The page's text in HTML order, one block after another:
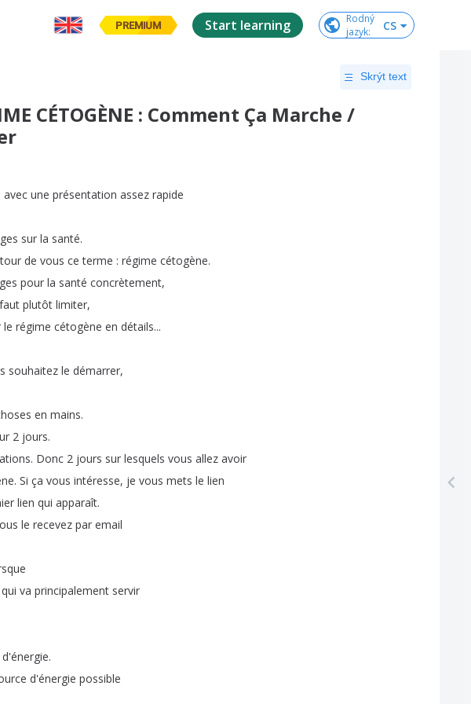
PREMIUM Start learning
Rodný
jazyk: CS
Skrýt text
CÉTOGÈNE : Comment Ça Marche /
avec une présentation assez rapide
sur la santé.
de vous ce terme : régime cétogène.
pour la santé concrètement,
faut plutôt limiter,
le régime cétogène en détails...
souhaitez le démarrer,
en mains.
2 jours.
. Donc 2 jours sur lesquels vous allez avoir
. Si ça vous intéresse, je vous mets le lien
lien qui apparaît.
le recevez par email
qui va principalement servir
d'énergie.
d'énergie possible